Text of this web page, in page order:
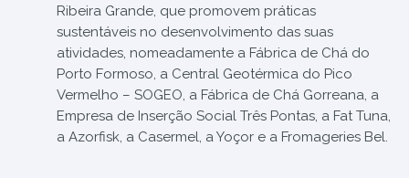
Ribeira Grande, que promovem práticas
sustentáveis no desenvolvimento das suas
atividades, nomeadamente a Fábrica de Chá do
Porto Formoso, a Central Geotérmica do Pico
Vermelho – SOGEO, a Fábrica de Chá Gorreana, a
Empresa de Inserção Social Três Pontas, a Fat Tuna,
a Azorfisk, a Casermel, a Yoçor e a Fromageries Bel.